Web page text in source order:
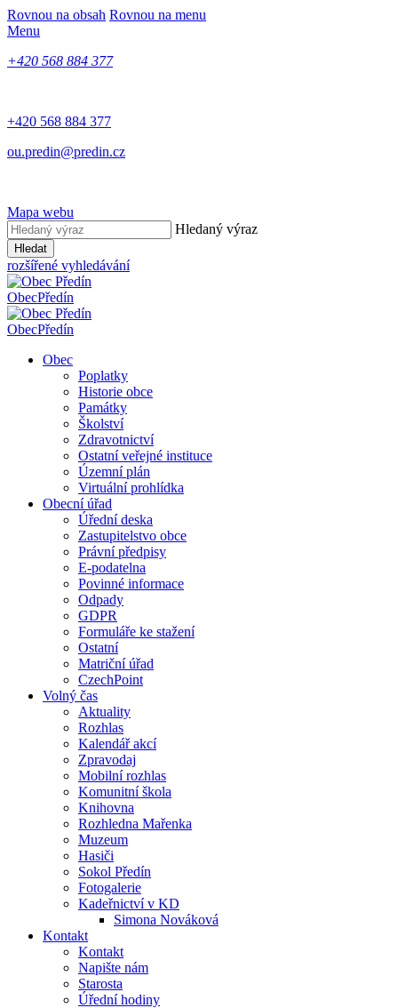
Rovnou na obsah Rovnou na menu
Menu
+420 568 884 377
+420 568 884 377
ou.predin@predin.cz
Mapa webu
Hledaný výraz
Hledat
rozšířené vyhledávání
ObecPředín
ObecPředín
Obec
Poplatky
Historie obce
Památky
Školství
Zdravotnictví
Ostatní veřejné instituce
Územní plán
Virtuální prohlídka
Obecní úřad
Úřední deska
Zastupitelstvo obce
Právní předpisy
E-podatelna
Povinné informace
Odpady
GDPR
Formuláře ke stažení
Ostatní
Matriční úřad
CzechPoint
Volný čas
Aktuality
Rozhlas
Kalendář akcí
Zpravodaj
Mobilní rozhlas
Komunitní škola
Knihovna
Rozhledna Mařenka
Muzeum
Hasiči
Sokol Předín
Fotogalerie
Kadeřnictví v KD
Simona Nováková
Kontakt
Kontakt
Napište nám
Starosta
Úřední hodiny